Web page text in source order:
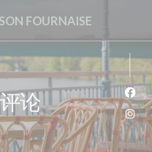
FOURNAISE
论